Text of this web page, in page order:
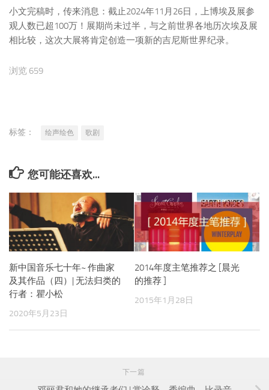
小文完稿时，传来消息：截止2024年11月26日，上博埃及展参
观人数已超100万！展期尚未过半，与之前世界各地历次埃及展
相比较，这次大展将肯定创造一项新的吉尼斯世界纪录。
浏览 659
标签： 绘声绘色 歌剧
您可能还喜欢...
新中国音乐七十年~ 作曲家
及其作品（四）| 无法归类的
行者：瞿小松
2020年5月23日
2014年度主笔推荐之 [晨光
的推荐 ]
2015年1月28日
下一篇